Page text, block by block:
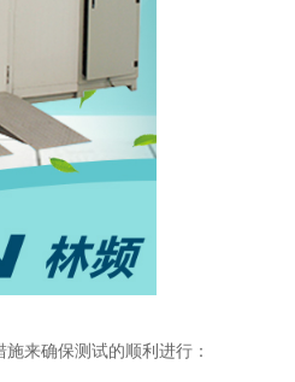
来确保测试的顺利进行：